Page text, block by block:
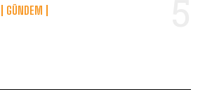
GÜNDEM